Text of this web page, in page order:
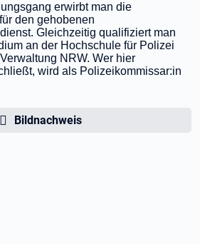
erwirbt man die
den gehobenen
Gleichzeitig qualifiziert man
an der Hochschule für Polizei
NRW. Wer hier
wird als Polizeikommissar:in
Bildnachweis